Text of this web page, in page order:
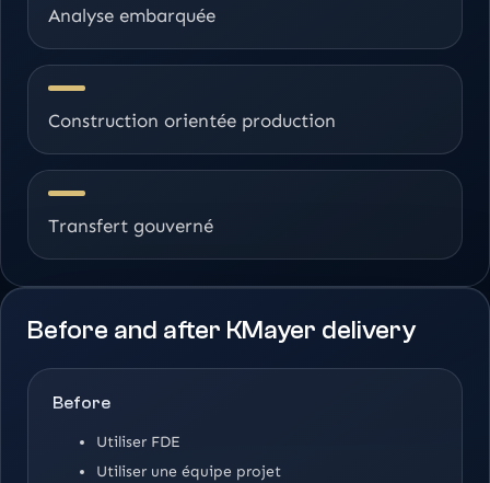
Analyse embarquée
Construction orientée production
Transfert gouverné
Before and after KMayer delivery
Before
Utiliser FDE
Utiliser une équipe projet